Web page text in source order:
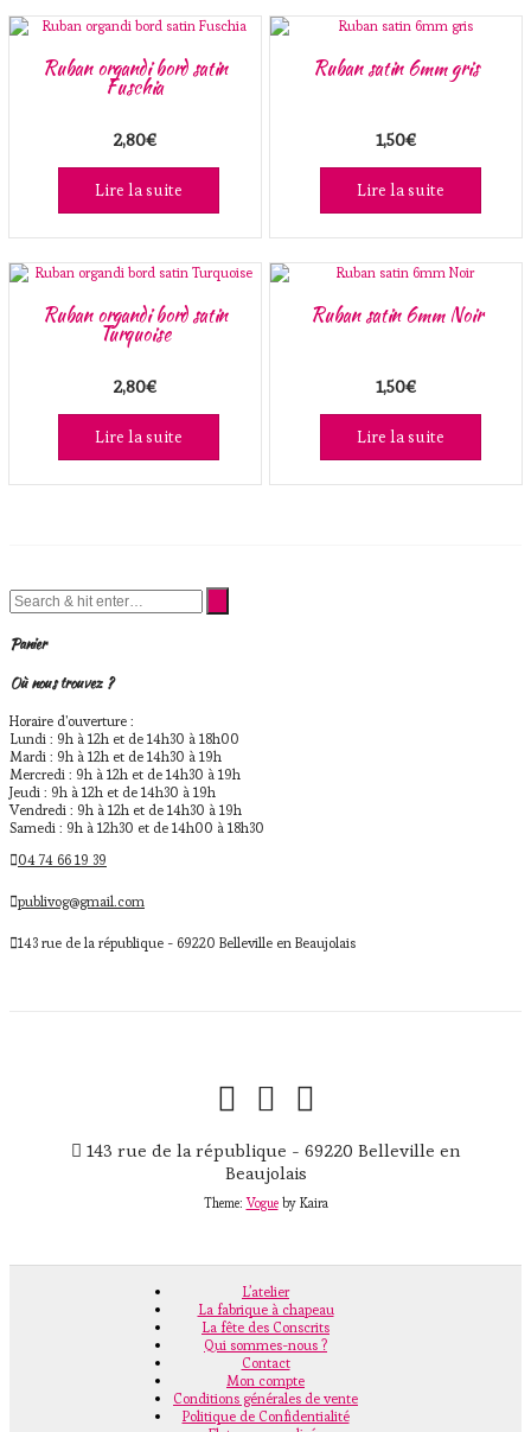
Ruban organdi bord satin
Fuschia
2,80€
Lire la suite
Ruban satin 6mm gris
1,50€
Lire la suite
Ruban organdi bord satin
Turquoise
2,80€
Lire la suite
Ruban satin 6mm Noir
1,50€
Lire la suite
Panier
Où nous trouvez ?
Horaire d'ouverture :
Lundi : 9h à 12h et de 14h30 à 18h00
Mardi : 9h à 12h et de 14h30 à 19h
Mercredi : 9h à 12h et de 14h30 à 19h
Jeudi : 9h à 12h et de 14h30 à 19h
Vendredi : 9h à 12h et de 14h30 à 19h
Samedi : 9h à 12h30 et de 14h00 à 18h30
04 74 66 19 39
publivog@gmail.com
143 rue de la république - 69220 Belleville en Beaujolais
143 rue de la république - 69220 Belleville en
Beaujolais
Theme:Vogueby Kaira
L’atelier
La fabrique à chapeau
La fête des Conscrits
Qui sommes-nous ?
Contact
Mon compte
Conditions générales de vente
Politique de Confidentialité